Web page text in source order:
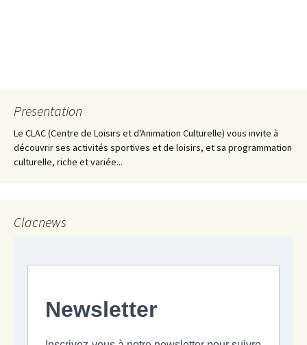
Presentation
Le CLAC (Centre de Loisirs et d'Animation Culturelle) vous invite à
découvrir ses activités sportives et de loisirs, et sa programmation
culturelle, riche et variée...
Clacnews